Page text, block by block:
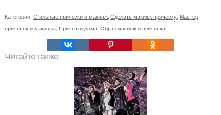
Категории: Стильные прически и макияж Сделать макияж прическу Мастер
причесок и макияжа Прически дома Образ макияж и прическа
Читайте также